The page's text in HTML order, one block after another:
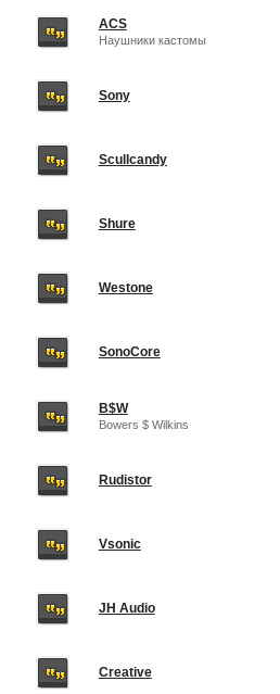
ACS
Наушники кастомы
Sony
Scullcandy
Shure
Westone
SonoCore
B$W
Bowers $ Wilkins
Rudistor
Vsonic
JH Audio
Creative